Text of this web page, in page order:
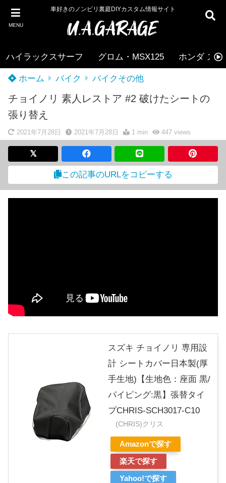
MENU
車好きのノンビリ裏庭DIYカスタム情報サイト
ハイラックスサーフ グロム・MSX125 ホンダ ズー
ホーム バイク バイクその他
チョイノリ 素人レストア #2 破けたシートの
張り替え
2021年7月28日 2021年7月28日 1 min 447 views
この記事のURLをコピーする
スズキ チョイノリ 専用設
計 シートカバー日本製(厚
手生地)【生地色：座面 黒/
パイピング:黒】張替タイ
プCHRIS-SCH3017-C10
(CHRIS)クリス
Amazonで探す
楽天で探す
Yahoo!で探す